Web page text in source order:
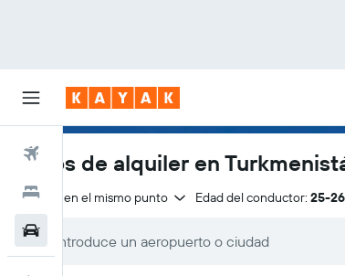
Vuelos
Hoteles
Autos de alquiler en
Entrega en el mismo punto Edad del conductor: 25-26